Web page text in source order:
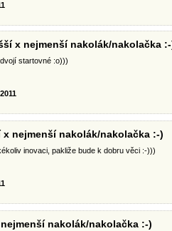
x nejmenší nakolák/nakolačka
startovné :o)))
x nejmenší nakolák/nakolačka :-)
inovaci, pakliže bude k dobru věci :-)))
nakolák/nakolačka :-)